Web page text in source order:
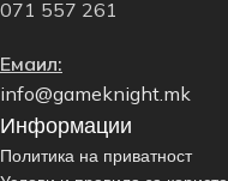
071 557 261
Емаил:
info@gameknight.mk
Информации
Политика на приватност